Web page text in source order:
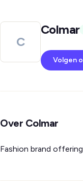
C
Colmar
Volgen
Over Colmar
Fashion brand